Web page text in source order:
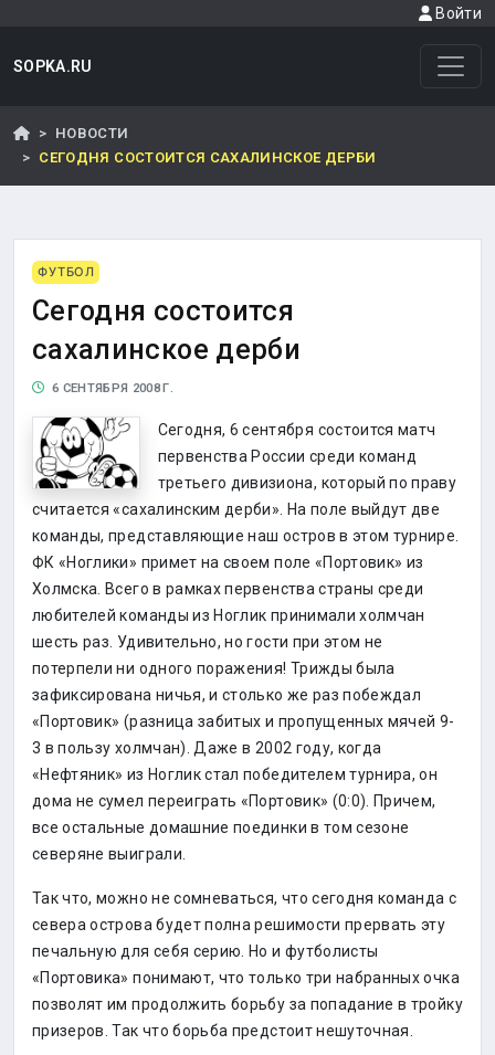
Войти
SOPKA.RU
НОВОСТИ
СЕГОДНЯ СОСТОИТСЯ САХАЛИНСКОЕ ДЕРБИ
ФУТБОЛ
Сегодня состоится
сахалинское дерби
6 СЕНТЯБРЯ 2008 Г.
Сегодня, 6 сентября состоится матч
первенства России среди команд
третьего дивизиона, который по праву
считается «сахалинским дерби». На поле выйдут две
команды, представляющие наш остров в этом турнире.
ФК «Ноглики» примет на своем поле «Портовик» из
Холмска. Всего в рамках первенства страны среди
любителей команды из Ноглик принимали холмчан
шесть раз. Удивительно, но гости при этом не
потерпели ни одного поражения! Трижды была
зафиксирована ничья, и столько же раз побеждал
«Портовик» (разница забитых и пропущенных мячей 9-
3 в пользу холмчан). Даже в 2002 году, когда
«Нефтяник» из Ноглик стал победителем турнира, он
дома не сумел переиграть «Портовик» (0:0). Причем,
все остальные домашние поединки в том сезоне
северяне выиграли.
Так что, можно не сомневаться, что сегодня команда с
севера острова будет полна решимости прервать эту
печальную для себя серию. Но и футболисты
«Портовика» понимают, что только три набранных очка
позволят им продолжить борьбу за попадание в тройку
призеров. Так что борьба предстоит нешуточная.